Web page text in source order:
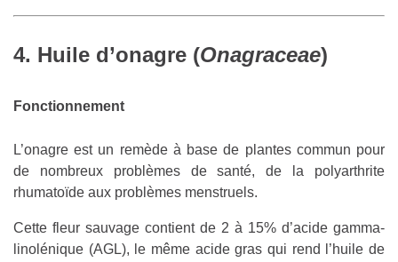
4. Huile d’onagre (Onagraceae)
Fonctionnement
L’onagre est un remède à base de plantes commun pour
de nombreux problèmes de santé, de la polyarthrite
rhumatoïde aux problèmes menstruels.
Cette fleur sauvage contient de 2 à 15% d’acide gamma-
linolénique (AGL), le même acide gras qui rend l’huile de